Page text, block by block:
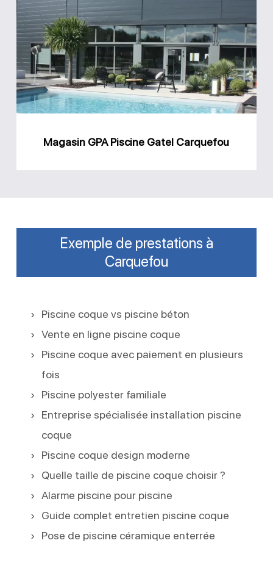
Piscine
Gatel
Carquefou
Magasin GPA Piscine Gatel Carquefou
Exemple de prestations à
Carquefou
Piscine coque vs piscine béton
Vente en ligne piscine coque
Piscine coque avec paiement en plusieurs
fois
Piscine polyester familiale
Entreprise spécialisée installation piscine
coque
Piscine coque design moderne
Quelle taille de piscine coque choisir ?
Alarme piscine pour piscine
Guide complet entretien piscine coque
Pose de piscine céramique enterrée